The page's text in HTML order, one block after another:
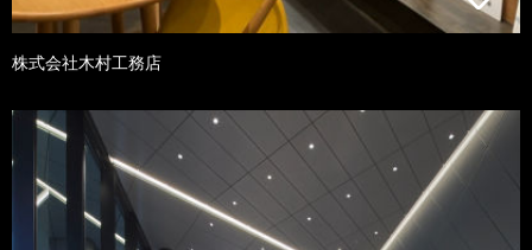
株式会社木村工務店